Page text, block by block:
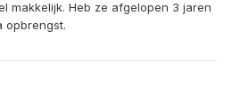
makkelijk. Heb ze afgelopen 3 jaren
opbrengst.